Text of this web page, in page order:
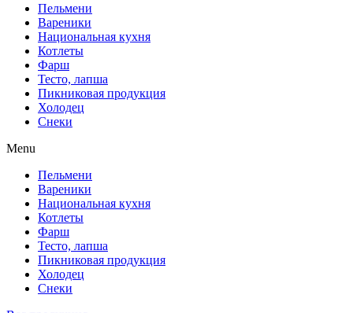
Пельмени
Вареники
Национальная кухня
Котлеты
Фарш
Тесто, лапша
Пикниковая продукция
Холодец
Снеки
Menu
Пельмени
Вареники
Национальная кухня
Котлеты
Фарш
Тесто, лапша
Пикниковая продукция
Холодец
Снеки